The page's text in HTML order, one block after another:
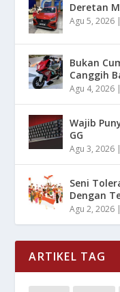
Deretan
Agu 5, 2026 |
Bukan
Canggih
Agu 4, 2026 |
Wajib
GG
Agu 3, 2026 |
Seni
Dengan
Agu 2, 2026 |
ARTIKEL TAG